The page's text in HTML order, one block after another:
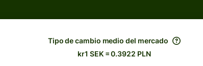
Tipo de cambio medio del mercado
kr1 SEK = 0.3922 PLN